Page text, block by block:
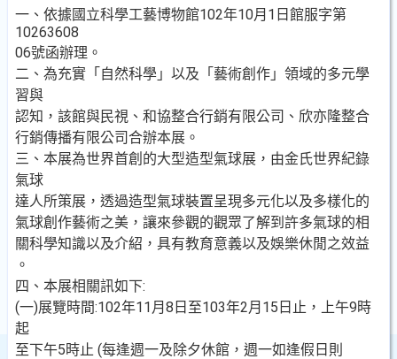
一、依據國立科學工藝博物館102年10月1日館服字第
10263608
06號函辦理。
二、為充實「自然科學」以及「藝術創作」領域的多元學
習與
認知，該館與民視、和協整合行銷有限公司、欣亦隆整合
行銷傳播有限公司合辦本展。
三、本展為世界首創的大型造型氣球展，由金氏世界紀錄
氣球
達人所策展，透過造型氣球裝置呈現多元化以及多樣化的
氣球創作藝術之美，讓來參觀的觀眾了解到許多氣球的相
關科學知識以及介紹，具有教育意義以及娛樂休閒之效益
。
四、本展相關訊如下:
(一)展覽時間:102年11月8日至103年2月15日止，上午9時
起
至下午5時止 (每逢週一及除夕休館，週一如逢假日則